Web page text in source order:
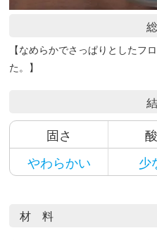
【なめらかでさっぱりとしたフ
た。】
固さ
やわらかい
少
材 料